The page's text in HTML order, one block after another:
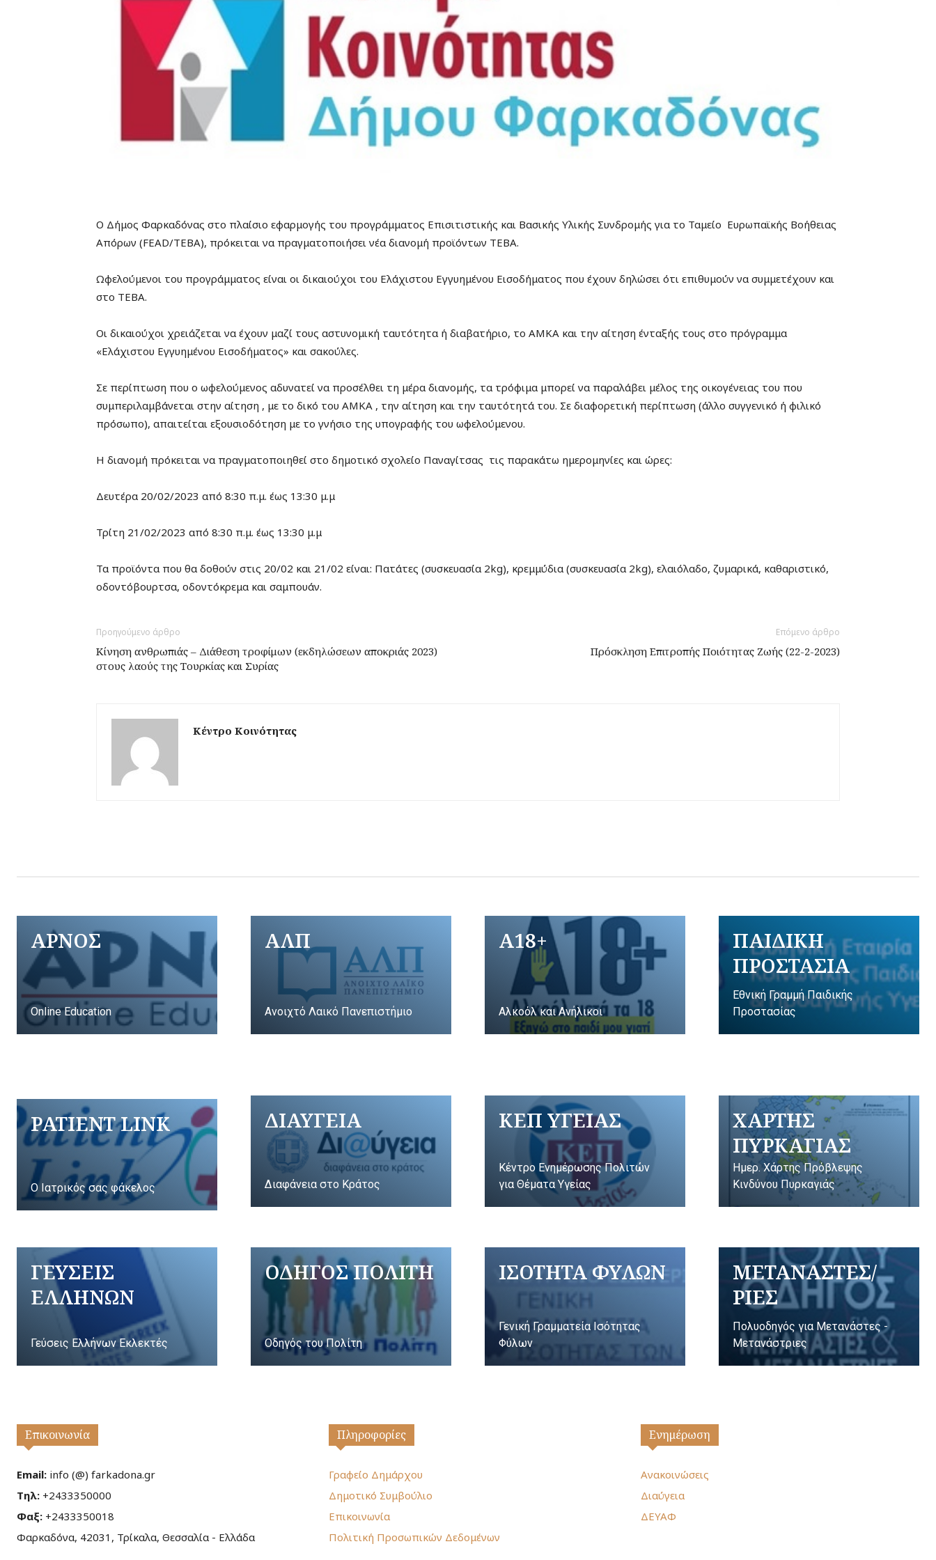
Ο Δήμος Φαρκαδόνας στο πλαίσιο εφαρμογής του προγράμματος Επισιτιστικής και Βασικής Υλικής Συνδρομής για το Ταμείο Ευρωπαϊκής Βοήθειας
Απόρων (FEAD/TEBA), πρόκειται να πραγματοποιήσει νέα διανομή προϊόντων ΤΕΒΑ.
Ωφελούμενοι του προγράμματος είναι οι δικαιούχοι του Ελάχιστου Εγγυημένου Εισοδήματος που έχουν δηλώσει ότι επιθυμούν να συμμετέχουν και
στο ΤΕΒΑ.
Οι δικαιούχοι χρειάζεται να έχουν μαζί τους αστυνομική ταυτότητα ή διαβατήριο, το ΑΜΚΑ και την αίτηση ένταξής τους στο πρόγραμμα
«Ελάχιστου Εγγυημένου Εισοδήματος» και σακούλες.
Σε περίπτωση που ο ωφελούμενος αδυνατεί να προσέλθει τη μέρα διανομής, τα τρόφιμα μπορεί να παραλάβει μέλος της οικογένειας του που
συμπεριλαμβάνεται στην αίτηση , με το δικό του ΑΜΚΑ , την αίτηση και την ταυτότητά του. Σε διαφορετική περίπτωση (άλλο συγγενικό ή φιλικό
πρόσωπο), απαιτείται εξουσιοδότηση με το γνήσιο της υπογραφής του ωφελούμενου.
Η διανομή πρόκειται να πραγματοποιηθεί στο δημοτικό σχολείο Παναγίτσας τις παρακάτω ημερομηνίες και ώρες:
Δευτέρα 20/02/2023 από 8:30 π.μ. έως 13:30 μ.μ
Τρίτη 21/02/2023 από 8:30 π.μ. έως 13:30 μ.μ
Τα προϊόντα που θα δοθούν στις 20/02 και 21/02 είναι: Πατάτες (συσκευασία 2kg), κρεμμύδια (συσκευασία 2kg), ελαιόλαδο, ζυμαρικά, καθαριστικό,
οδοντόβουρτσα, οδοντόκρεμα και σαμπουάν.
Προηγούμενο άρθρο
Κίνηση ανθρωπιάς – Διάθεση τροφίμων (εκδηλώσεων αποκριάς 2023)
στους λαούς της Τουρκίας και Συρίας
Επόμενο άρθρο
Πρόσκληση Επιτροπής Ποιότητας Ζωής (22-2-2023)
Κέντρο Κοινότητας
ΑΡΝΟΣ
Online Education
ΑΛΠ
Ανοιχτό Λαικό Πανεπιστήμιο
A18+
Αλκοόλ και Ανήλικοι
ΠΑΙΔΙΚΗ
ΠΡΟΣΤΑΣΙΑ
Εθνική Γραμμή Παιδικής
Προστασίας
PATIENT LINK
Ο Ιατρικός σας φάκελος
ΔΙΑΥΓΕΙΑ
Διαφάνεια στο Κράτος
ΚΕΠ ΥΓΕΙΑΣ
Κέντρο Ενημέρωσης Πολιτών
για Θέματα Υγείας
ΧΑΡΤΗΣ
ΠΥΡΚΑΓΙΑΣ
Ημερ. Χάρτης Πρόβλεψης
Κινδύνου Πυρκαγιάς
ΓΕΥΣΕΙΣ
ΕΛΛΗΝΩΝ
Γεύσεις Ελλήνων Εκλεκτές
ΟΔΗΓΟΣ ΠΟΛΙΤΗ
Οδηγός του Πολίτη
ΙΣΟΤΗΤΑ ΦΥΛΩΝ
Γενική Γραμματεία Ισότητας
Φύλων
ΜΕΤΑΝΑΣΤΕΣ/
ΡΙΕΣ
Πολυοδηγός για Μετανάστες -
Μετανάστριες
Επικοινωνία
Email: info (@) farkadona.gr
Τηλ: +2433350000
Φαξ: +2433350018
Φαρκαδόνα, 42031, Τρίκαλα, Θεσσαλία - Ελλάδα
Πληροφορίες
Γραφείο Δημάρχου
Δημοτικό Συμβούλιο
Επικοινωνία
Πολιτική Προσωπικών Δεδομένων
Ενημέρωση
Ανακοινώσεις
Διαύγεια
ΔΕΥΑΦ